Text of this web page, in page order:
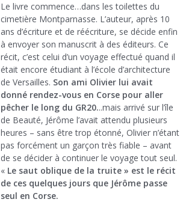
Le livre commence…dans les toilettes du
cimetière Montparnasse. L’auteur, après 10
ans d’écriture et de réécriture, se décide enfin
à envoyer son manuscrit à des éditeurs. Ce
récit, c’est celui d’un voyage effectué quand il
était encore étudiant à l’école d’architecture
de Versailles. Son ami Olivier lui avait
donné rendez-vous en Corse pour aller
pêcher le long du GR20...mais arrivé sur l’île
de Beauté, Jérôme l’avait attendu plusieurs
heures – sans être trop étonné, Olivier n’étant
pas forcément un garçon très fiable – avant
de se décider à continuer le voyage tout seul.
« Le saut oblique de la truite » est le récit
de ces quelques jours que Jérôme passe
seul en Corse.